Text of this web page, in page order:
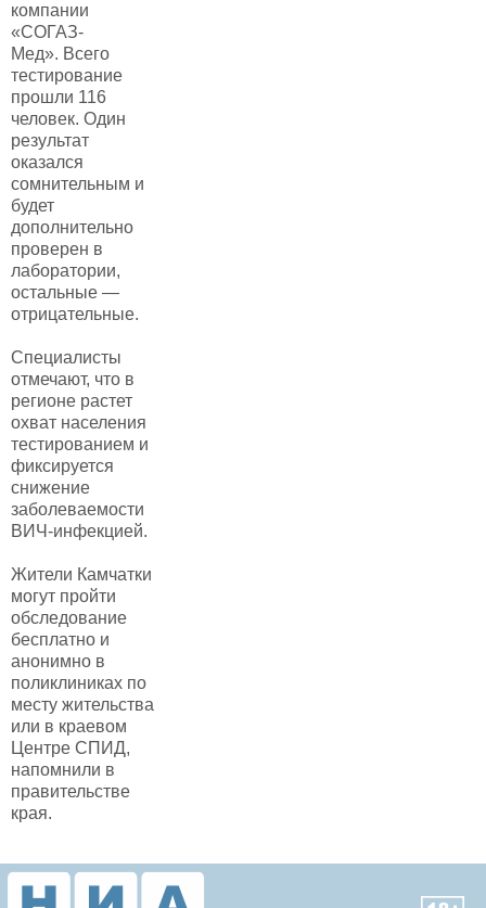
компании
«СОГАЗ-
Мед». Всего
тестирование
прошли 116
человек. Один
результат
оказался
сомнительным и
будет
дополнительно
проверен в
лаборатории,
остальные —
отрицательные.
Специалисты
отмечают, что в
регионе растет
охват населения
тестированием и
фиксируется
снижение
заболеваемости
ВИЧ-инфекцией.
Жители Камчатки
могут пройти
обследование
бесплатно и
анонимно в
поликлиниках по
месту жительства
или в краевом
Центре СПИД,
напомнили в
правительстве
края.